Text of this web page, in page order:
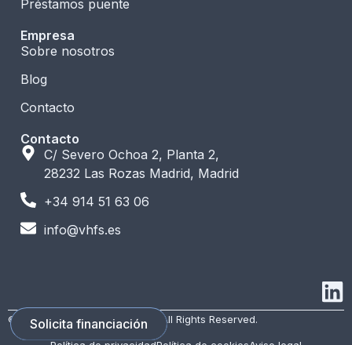
Solicita financiación
Préstamos puente
Empresa
Sobre nosotros
Blog
Contacto
Contacto
C/ Severo Ochoa 2, Planta 2,
28232 Las Rozas Madrid, Madrid
+34 914 51 63 06
info@vhfs.es
© 2026 VH Financial Services. All Rights Reserved.